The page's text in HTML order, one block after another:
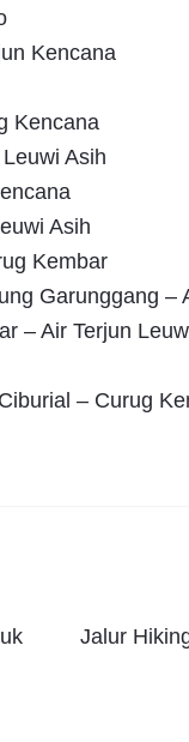
Kencana
Kencana
Asih
Asih
Kembar
Garunggang –
– Air Terjun
– Curug
Jalur